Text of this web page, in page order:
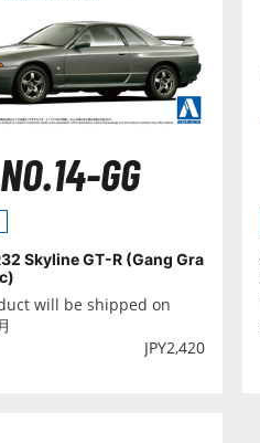
NO.14-GG
Skyline GT-R (Gang Gra
will be shipped on
JPY2,420